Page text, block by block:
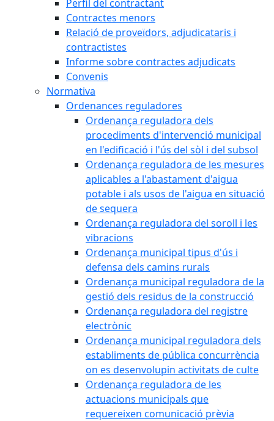
Perfil del contractant
Contractes menors
Relació de proveïdors, adjudicataris i
contractistes
Informe sobre contractes adjudicats
Convenis
Normativa
Ordenances reguladores
Ordenança reguladora dels
procediments d'intervenció municipal
en l'edificació i l'ús del sòl i del subsol
Ordenança reguladora de les mesures
aplicables a l'abastament d'aigua
potable i als usos de l'aigua en situació
de sequera
Ordenança reguladora del soroll i les
vibracions
Ordenança municipal tipus d'ús i
defensa dels camins rurals
Ordenança municipal reguladora de la
gestió dels residus de la construcció
Ordenança reguladora del registre
electrònic
Ordenança municipal reguladora dels
establiments de pública concurrència
on es desenvolupin activitats de culte
Ordenança reguladora de les
actuacions municipals que
requereixen comunicació prèvia